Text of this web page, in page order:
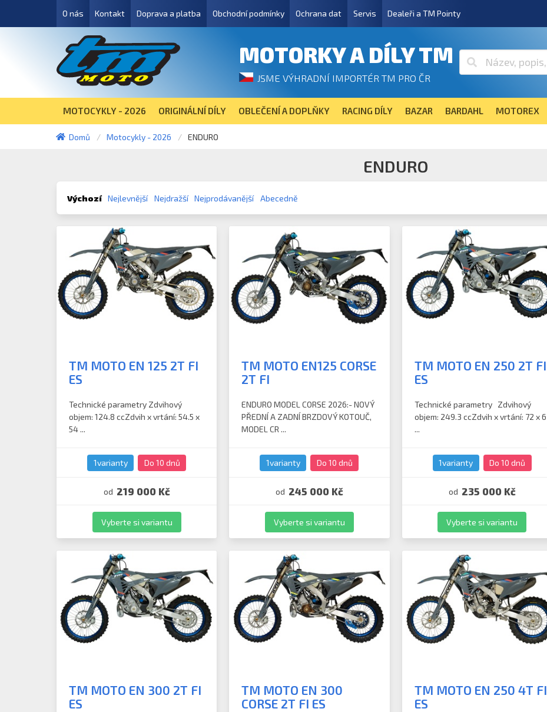
O nás Kontakt Doprava a platba Obchodní podmínky Ochrana dat Servis Dealeři a TM Pointy
MOTORKY A DÍLY TM
JSME VÝHRADNÍ IMPORTÉR TM PRO ČR
MOTOCYKLY - 2026 ORIGINÁLNÍ DÍLY OBLEČENÍ A DOPLŇKY RACING DÍLY BAZAR BARDAHL MOTOREX
Domů Motocykly - 2026 ENDURO
ENDURO
Výchozí Nejlevnější Nejdražší Nejprodávanější Abecedně
TM MOTO EN 125 2T FI
ES
Technické parametry Zdvihový
objem: 124.8 ccZdvih x vrtání: 54.5 x
54 ...
1varianty Do 10 dnů
od 219 000 Kč
Vyberte si variantu
TM MOTO EN125 CORSE
2T FI
ENDURO MODEL CORSE 2026:- NOVÝ
PŘEDNÍ A ZADNÍ BRZDOVÝ KOTOUČ,
MODEL CR ...
1varianty Do 10 dnů
od 245 000 Kč
Vyberte si variantu
TM MOTO EN 250 2T FI
ES
Technické parametry Zdvihový
objem: 249.3 ccZdvih x vrtání: 72 x 6
...
1varianty Do 10 dnů
od 235 000 Kč
Vyberte si variantu
TM MOTO EN 300 2T FI
ES
TM MOTO EN 300
CORSE 2T FI ES
TM MOTO EN 250 4T FI
ES